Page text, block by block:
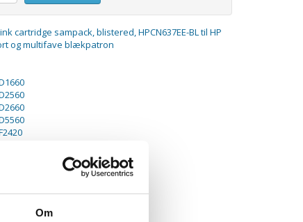
Om
cartridge sampack, blistered, HPCN637EE-BL til HP
og multifave blækpatron